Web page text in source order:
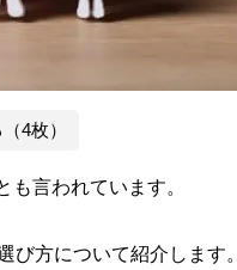
4枚）
言われています。
び方について紹介します。